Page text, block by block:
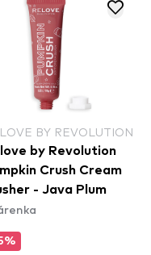
BY REVOLUTION
by Revolution
Crush Cream
- Java Plum